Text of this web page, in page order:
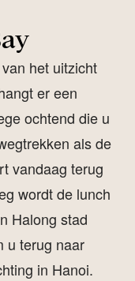
het uitzicht
er een
ochtend die u
als de
vandaag terug
wordt de lunch
Halong stad
u terug naar
in Hanoi.